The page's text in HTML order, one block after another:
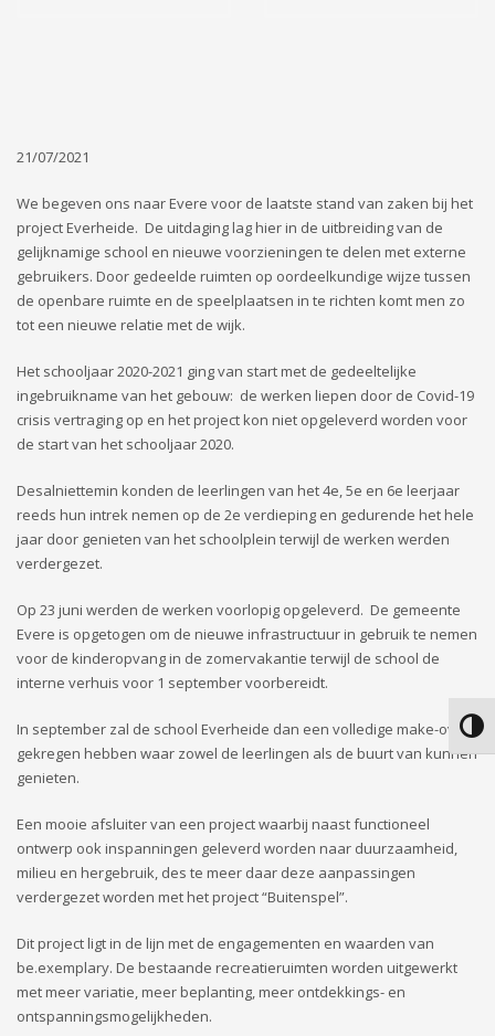
21/07/2021
We begeven ons naar Evere voor de laatste stand van zaken bij het
project Everheide. De uitdaging lag hier in de uitbreiding van de
gelijknamige school en nieuwe voorzieningen te delen met externe
gebruikers. Door gedeelde ruimten op oordeelkundige wijze tussen
de openbare ruimte en de speelplaatsen in te richten komt men zo
tot een nieuwe relatie met de wijk.
Het schooljaar 2020-2021 ging van start met de gedeeltelijke
ingebruikname van het gebouw: de werken liepen door de Covid-19
crisis vertraging op en het project kon niet opgeleverd worden voor
de start van het schooljaar 2020.
Desalniettemin konden de leerlingen van het 4e, 5e en 6e leerjaar
reeds hun intrek nemen op de 2e verdieping en gedurende het hele
jaar door genieten van het schoolplein terwijl de werken werden
verdergezet.
Op 23 juni werden de werken voorlopig opgeleverd. De gemeente
Evere is opgetogen om de nieuwe infrastructuur in gebruik te nemen
voor de kinderopvang in de zomervakantie terwijl de school de
interne verhuis voor 1 september voorbereidt.
In september zal de school Everheide dan een volledige make-over
gekregen hebben waar zowel de leerlingen als de buurt van kunnen
genieten.
Een mooie afsluiter van een project waarbij naast functioneel
ontwerp ook inspanningen geleverd worden naar duurzaamheid,
milieu en hergebruik, des te meer daar deze aanpassingen
verdergezet worden met het project “Buitenspel”.
Dit project ligt in de lijn met de engagementen en waarden van
be.exemplary. De bestaande recreatieruimten worden uitgewerkt
met meer variatie, meer beplanting, meer ontdekkings- en
ontspanningsmogelijkheden.